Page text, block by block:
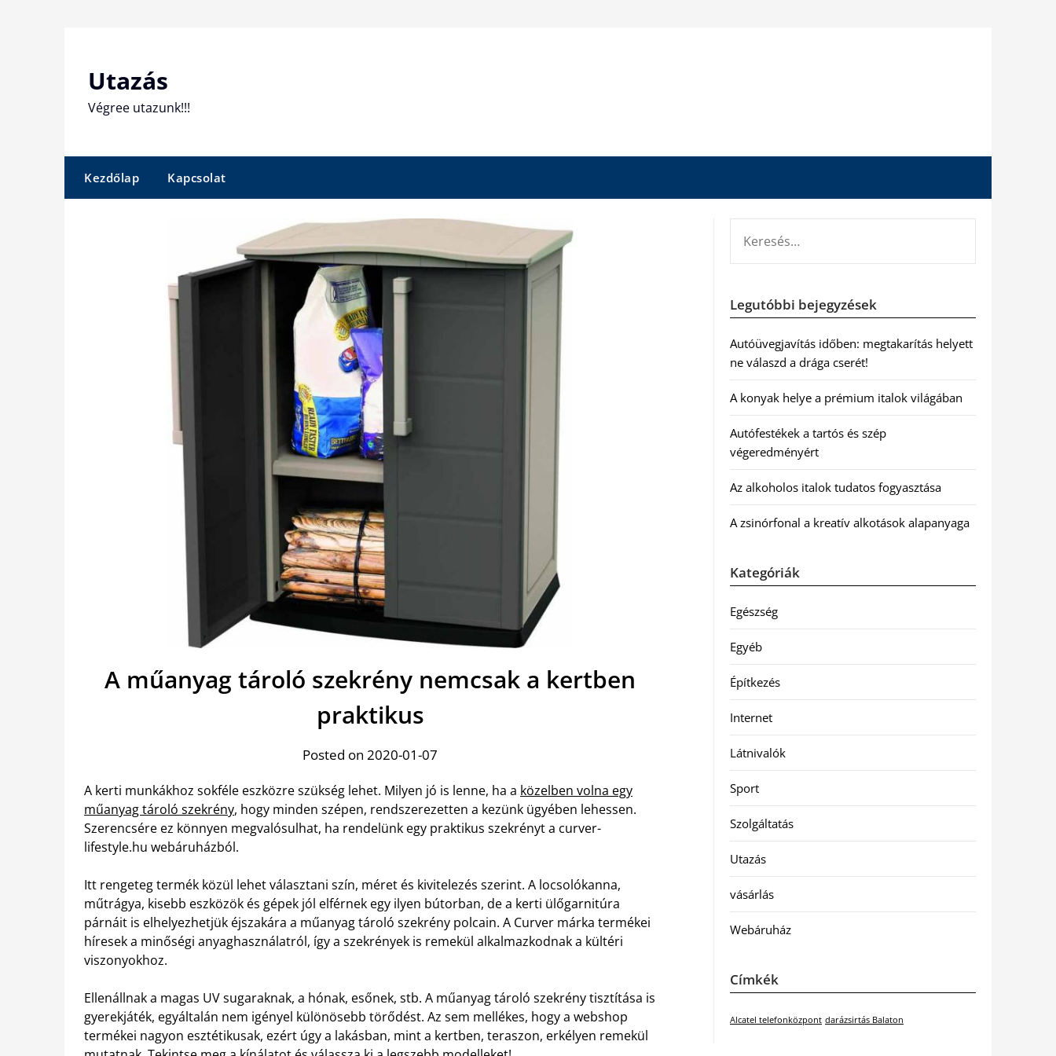
Utazás
Végree utazunk!!!
Kezdőlap Kapcsolat
A műanyag tároló szekrény nemcsak a kertben
praktikus
Posted on 2020-01-07
A kerti munkákhoz sokféle eszközre szükség lehet. Milyen jó is lenne, ha a közelben volna egy
műanyag tároló szekrény, hogy minden szépen, rendszerezetten a kezünk ügyében lehessen.
Szerencsére ez könnyen megvalósulhat, ha rendelünk egy praktikus szekrényt a curver-
lifestyle.hu webáruházból.
Itt rengeteg termék közül lehet választani szín, méret és kivitelezés szerint. A locsolókanna,
műtrágya, kisebb eszközök és gépek jól elférnek egy ilyen bútorban, de a kerti ülőgarnitúra
párnáit is elhelyezhetjük éjszakára a műanyag tároló szekrény polcain. A Curver márka termékei
híresek a minőségi anyaghasználatról, így a szekrények is remekül alkalmazkodnak a kültéri
viszonyokhoz.
Ellenállnak a magas UV sugaraknak, a hónak, esőnek, stb. A műanyag tároló szekrény tisztítása is
gyerekjáték, egyáltalán nem igényel különösebb törődést. Az sem mellékes, hogy a webshop
termékei nagyon esztétikusak, ezért úgy a lakásban, mint a kertben, teraszon, erkélyen remekül
Legutóbbi bejegyzések
Autóüvegjavítás időben: megtakarítás helyett
ne válaszd a drága cserét!
A konyak helye a prémium italok világában
Autófestékek a tartós és szép
végeredményért
Az alkoholos italok tudatos fogyasztása
A zsinórfonal a kreatív alkotások alapanyaga
Kategóriák
Egészség
Egyéb
Építkezés
Internet
Látnivalók
Sport
Szolgáltatás
Utazás
vásárlás
Webáruház
Címkék
Alcatel telefonközpont darázsirtás Balaton